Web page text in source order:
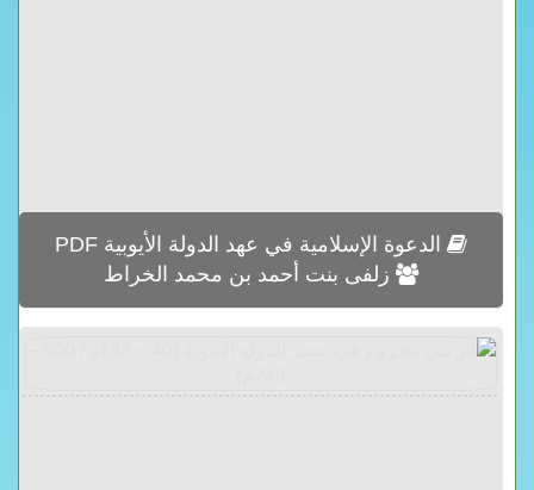
الدعوة الإسلامية في عهد الدولة الأيوبية PDF
زلفى بنت أحمد بن محمد الخراط